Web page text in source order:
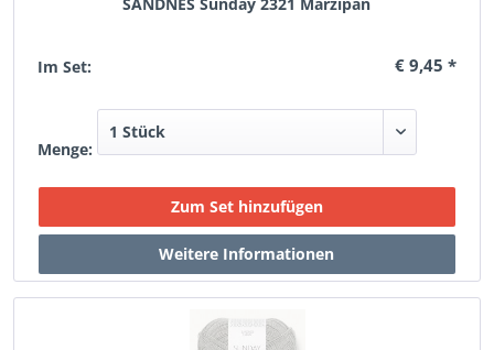
Im Set: € 9,45 *
Menge: